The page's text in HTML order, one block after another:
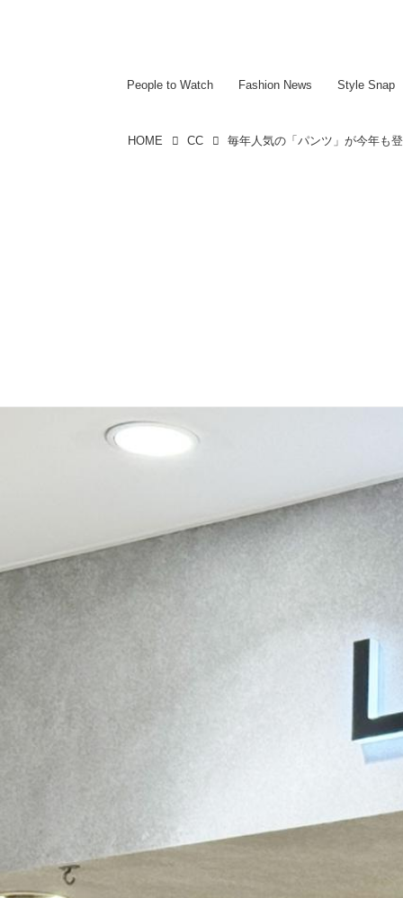
People to Watch Fashion News Style Snap
HOME CC